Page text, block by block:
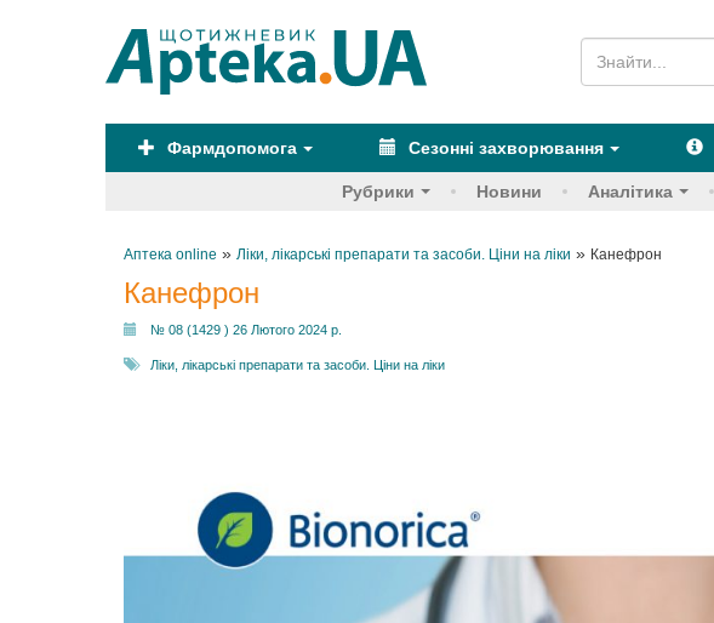
Фармдопомога Сезонні захворювання
Рубрики Новини Аналітика
Аптека online » Ліки, лікарські препарати та засоби. Ціни на ліки » Канефрон
Канефрон
№ 08 (1429 ) 26 Лютого 2024 р.
Ліки, лікарські препарати та засоби. Ціни на ліки